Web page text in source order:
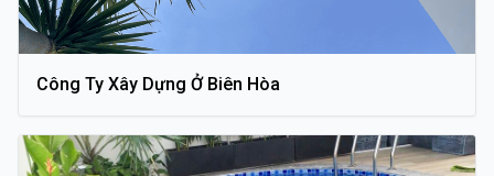
Công Ty Xây Dựng Ở Biên Hòa